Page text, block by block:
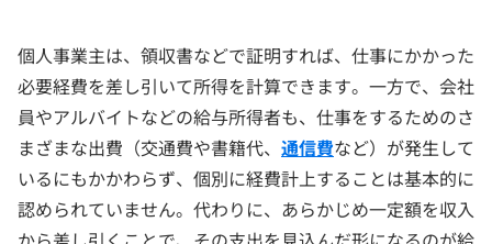
個人事業主は、領収書などで証明すれば、仕事にかかった
必要経費を差し引いて所得を計算できます。一方で、会社
員やアルバイトなどの給与所得者も、仕事をするためのさ
まざまな出費（交通費や書籍代、 通信費など）が発生して
いるにもかかわらず、個別に経費計上することは基本的に
認められていません。代わりに、あらかじめ一定額を収入